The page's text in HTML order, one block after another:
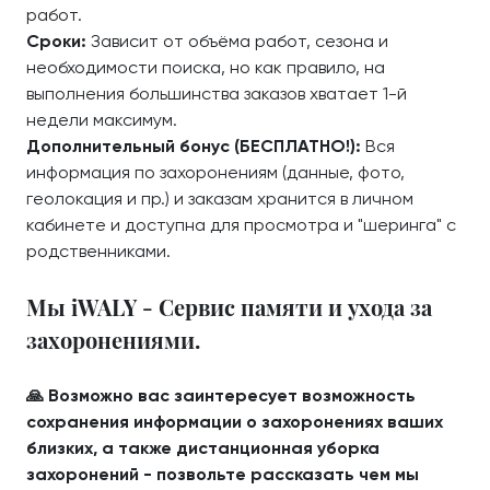
работ.
Сроки: Зависит от объёма работ, сезона и
необходимости поиска, но как правило, на
выполнения большинства заказов хватает 1-й
недели максимум.
Дополнительный бонус (БЕСПЛАТНО!): Вся
информация по захоронениям (данные, фото,
геолокация и пр.) и заказам хранится в личном
кабинете и доступна для просмотра и "шеринга" с
родственниками.
Мы iWALY - Сервис памяти и ухода за
захоронениями.
🙏 Возможно вас заинтересует возможность
сохранения информации о захоронениях ваших
близких, а также дистанционная уборка
захоронений - позвольте рассказать чем мы